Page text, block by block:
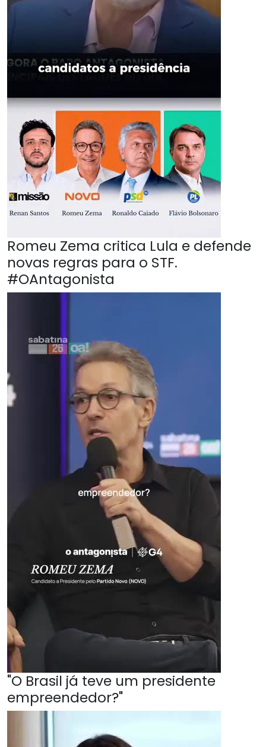
Romeu Zema critica Lula e defende
novas regras para o STF.
#OAntagonista
"O Brasil já teve um presidente
empreendedor?"